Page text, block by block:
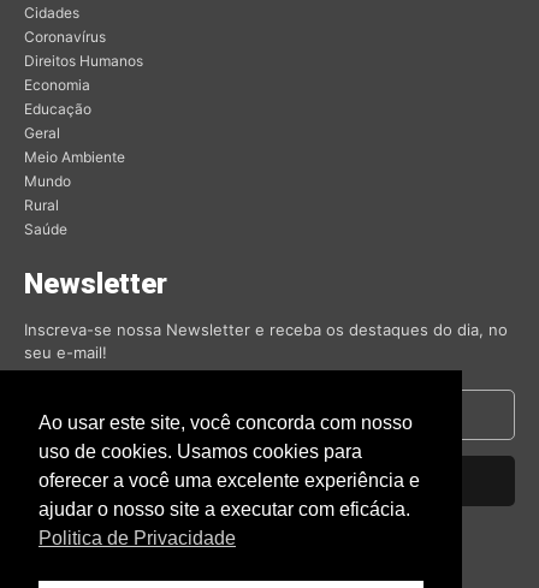
Cidades
Coronavírus
Direitos Humanos
Economia
Educação
Geral
Meio Ambiente
Mundo
Rural
Saúde
Newsletter
Inscreva-se nossa Newsletter e receba os destaques do dia, no
seu e-mail!
Inscrever-se
Nós respeitamos sua privacidade.
Ao usar este site, você concorda com nosso
uso de cookies. Usamos cookies para
oferecer a você uma excelente experiência e
ajudar o nosso site a executar com eficácia.
Politica de Privacidade